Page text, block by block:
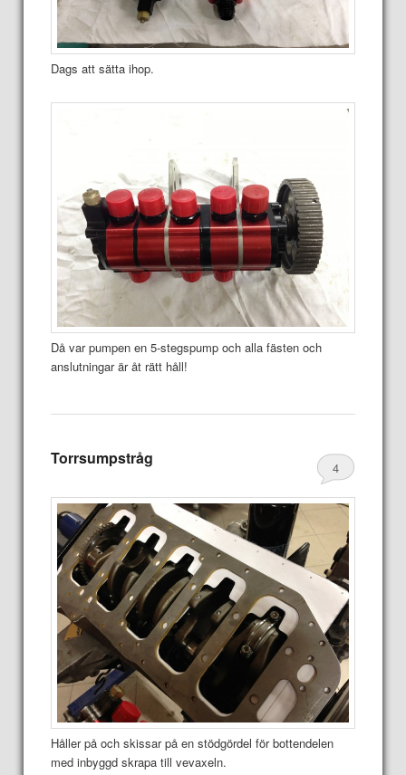
Dags att sätta ihop.
Då var pumpen en 5-stegspump och alla fästen och
anslutningar är åt rätt håll!
Torrsumpstråg 4
Håller på och skissar på en stödgördel för bottendelen
med inbyggd skrapa till vevaxeln.